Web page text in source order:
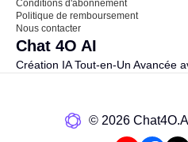
Conditions d'abonnement
Politique de remboursement
Nous contacter
Chat 4O AI
Création IA Tout-en-Un Avancée
©️ 2026